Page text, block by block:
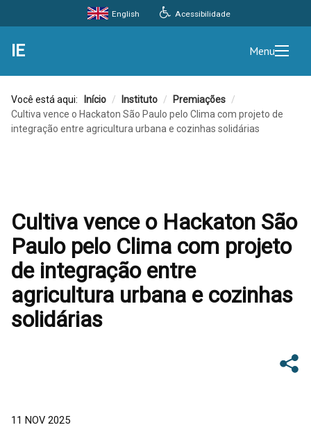
Acessibilidade
English
IE Menu
Você está aqui: Início / Instituto / Premiações /
Cultiva vence o Hackaton São Paulo pelo Clima com projeto de
integração entre agricultura urbana e cozinhas solidárias
Cultiva vence o Hackaton São
Paulo pelo Clima com projeto
de integração entre
agricultura urbana e cozinhas
solidárias
11 NOV 2025